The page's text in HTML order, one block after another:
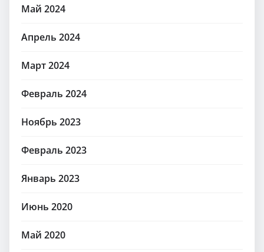
Май 2024
Апрель 2024
Март 2024
Февраль 2024
Ноябрь 2023
Февраль 2023
Январь 2023
Июнь 2020
Май 2020